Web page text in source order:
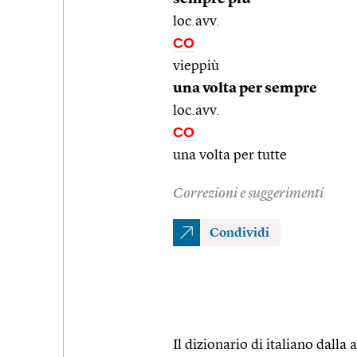
loc.avv.
CO
vieppiù
una volta per sempre
loc.avv.
CO
una volta per tutte
Correzioni e suggerimenti
Condividi
Il dizionario di italiano dalla